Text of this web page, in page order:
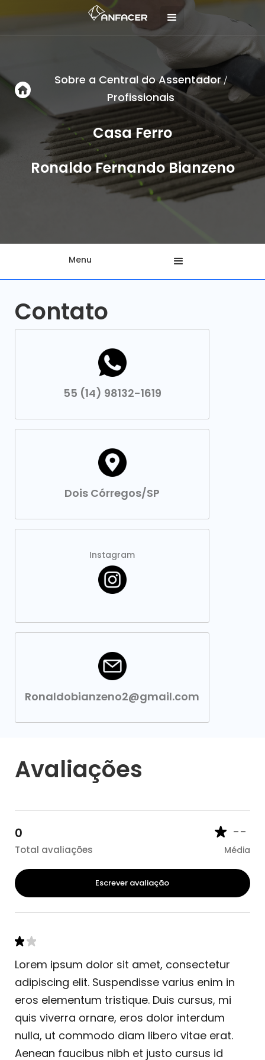
Sobre a Central do Assentador/
Profissionais
Casa Ferro
Ronaldo Fernando Bianzeno
Menu
Contato
55 (14) 98132-1619
Dois Córregos/SP
Instagram
Ronaldobianzeno2@gmail.com
Avaliações
0
Total avaliações
--
Média
Escrever avaliação
Lorem ipsum dolor sit amet, consectetur
adipiscing elit. Suspendisse varius enim in
eros elementum tristique. Duis cursus, mi
quis viverra ornare, eros dolor interdum
nulla, ut commodo diam libero vitae erat.
Aenean faucibus nibh et justo cursus id